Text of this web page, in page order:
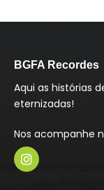
BGFA Recordes
Aqui as histórias
eternizadas!
Nos acompanhe